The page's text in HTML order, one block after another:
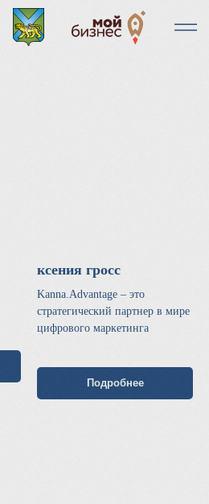
ксения гросс
Kanna.Advantage – это
стратегический партнер в мире
цифрового маркетинга
Подробнее